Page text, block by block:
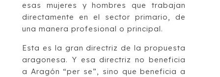
esas mujeres y hombres que trabajan
directamente en el sector primario, de
una manera profesional o principal.
Esta es la gran directriz de la propuesta
aragonesa. Y esa directriz no beneficia
a Aragón “per se”, sino que beneficia a